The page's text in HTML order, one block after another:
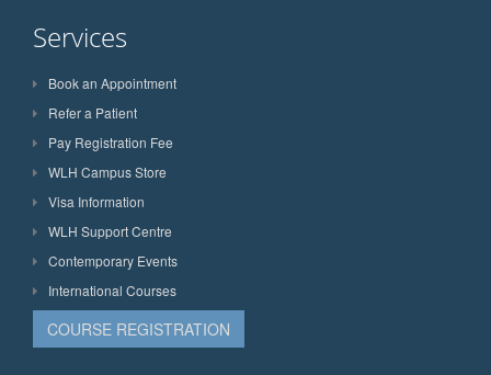
Services
Book an Appointment
Refer a Patient
Pay Registration Fee
WLH Campus Store
Visa Information
WLH Support Centre
Contemporary Events
International Courses
COURSE REGISTRATION